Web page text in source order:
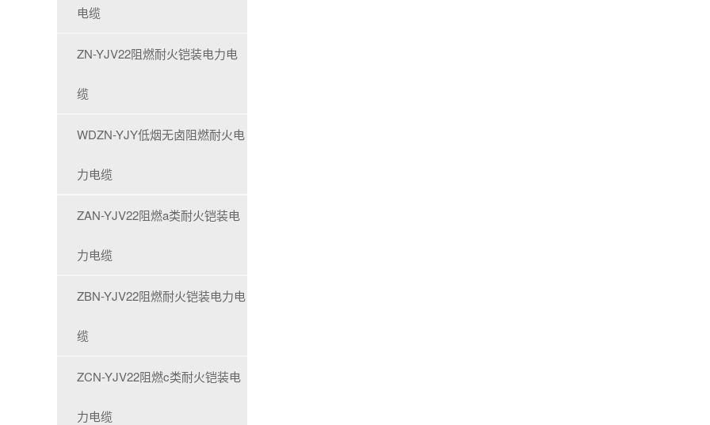
电缆
ZN-YJV22阻燃耐火铠装电力电
缆
WDZN-YJY低烟无卤阻燃耐火电
力电缆
ZAN-YJV22阻燃a类耐火铠装电
力电缆
ZBN-YJV22阻燃耐火铠装电力电
缆
ZCN-YJV22阻燃c类耐火铠装电
力电缆